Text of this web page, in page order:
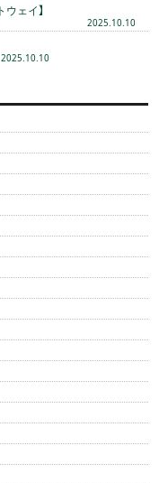
ェイ】
2025.10.10
2025.10.10